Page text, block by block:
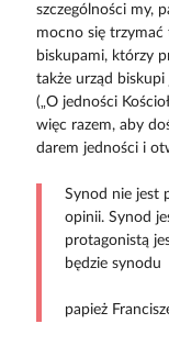
szczególności my,
mocno się trzymać
biskupami, którzy
także urząd biskupi
(„O jedności
więc razem, aby
darem jedności i
Synod nie jest
opinii. Synod
protagonistą
będzie synodu
papież